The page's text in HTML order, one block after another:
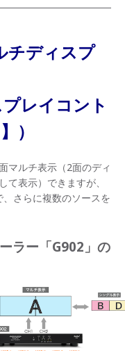
チディスプ
プレイコント
）
マルチ表示（2面のディ
表示）できますが、
、さらに複数のソースを
ラー「G902」の